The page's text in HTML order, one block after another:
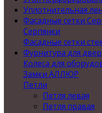
Уплотнительная
Фасадные сетки
Серпянки
Фасадные сетки
Фурнитура для
Колеса для
Замки АЛЛЮР
Петли
Петля левая
Петля правая